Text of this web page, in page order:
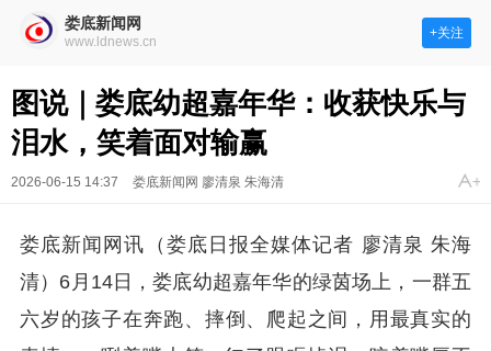
娄底新闻网
www.ldnews.cn
+关注
图说｜娄底幼超嘉年华：收获快乐与
泪水，笑着面对输赢
2026-06-15 14:37 娄底新闻网 廖清泉 朱海清
娄底新闻网讯（娄底日报全媒体记者 廖清泉 朱海
清）6月14日，娄底幼超嘉年华的绿茵场上，一群五
六岁的孩子在奔跑、摔倒、爬起之间，用最真实的